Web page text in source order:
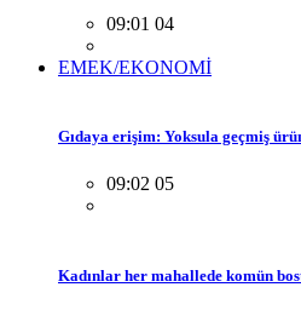
09:01 04
EMEK/EKONOMİ
Gıdaya erişim: Yoksula geçmiş
09:02 05
Kadınlar her mahallede komün